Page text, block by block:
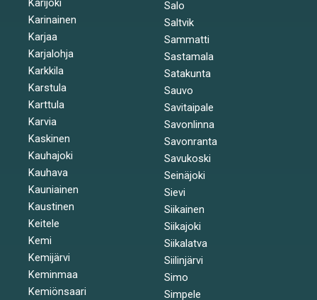
Karijoki
Karinainen
Karjaa
Karjalohja
Karkkila
Karstula
Karttula
Karvia
Kaskinen
Kauhajoki
Kauhava
Kauniainen
Kaustinen
Keitele
Kemi
Kemijärvi
Keminmaa
Kemiönsaari
Salo
Saltvik
Sammatti
Sastamala
Satakunta
Sauvo
Savitaipale
Savonlinna
Savonranta
Savukoski
Seinäjoki
Sievi
Siikainen
Siikajoki
Siikalatva
Siilinjärvi
Simo
Simpele